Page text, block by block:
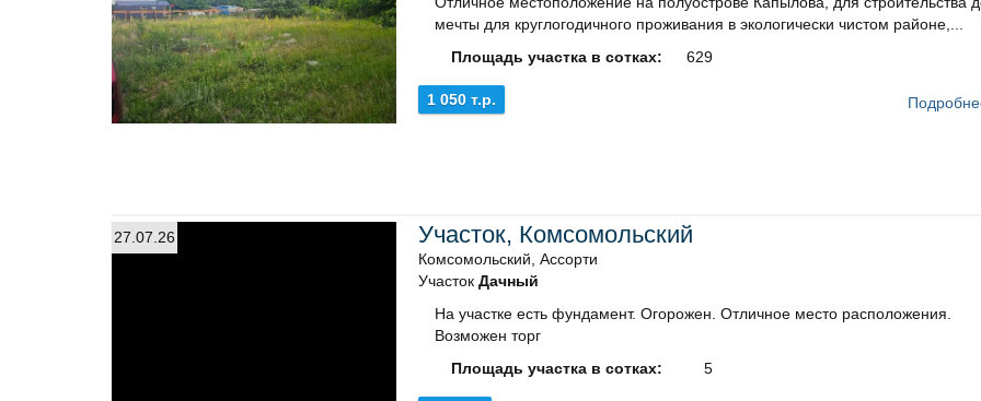
мечты для круглогодичного проживания в экологически чистом районе,...
Площадь участка в сотках:
629
1 050 т.р.
27.07.26 Участок, Комсомольский
Комсомольский, Ассорти
Участок Дачный
На участке есть фундамент. Огорожен. Отличное место расположения.
Возможен торг
Площадь участка в сотках:
5